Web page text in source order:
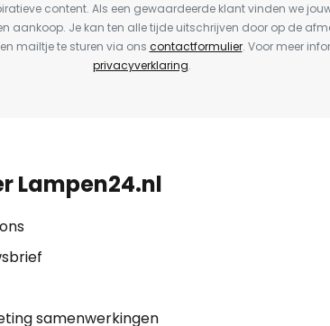
content. Als een gewaardeerde klant vinden we
aankoop. Je kan ten alle tijde uitschrijven door op de
mailtje te sturen via ons contactformulier. Voor meer
privacyverklaring.
Lampen24.nl
samenwerkingen